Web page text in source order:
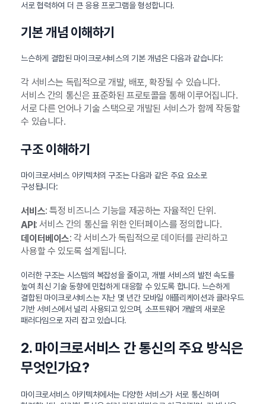
서로 협력하여 더 큰 응용 프로그램을 형성합니다.
기본 개념 이해하기
느슨하게 결합된 마이크로서비스의 기본 개념은 다음과 같습니다:
각 서비스는 독립적으로 개발, 배포, 확장될 수 있습니다.
서비스 간의 통신은 표준화된 프로토콜을 통해 이루어집니다.
서로 다른 언어나 기술 스택으로 개발된 서비스가 함께 작동할
수 있습니다.
구조 이해하기
마이크로서비스 아키텍처의 구조는 다음과 같은 주요 요소로
구성됩니다:
서비스: 특정 비즈니스 기능을 제공하는 자율적인 단위.
API: 서비스 간의 통신을 위한 인터페이스를 정의합니다.
데이터베이스: 각 서비스가 독립적으로 데이터를 관리하고
사용할 수 있도록 설계됩니다.
이러한 구조는 시스템의 복잡성을 줄이고, 개별 서비스의 발전 속도를
높여 최신 기술 동향에 민첩하게 대응할 수 있도록 합니다. 느슨하게
결합된 마이크로서비스는 지난 몇 년간 모바일 애플리케이션과 클라우드
기반 서비스에서 널리 사용되고 있으며, 소프트웨어 개발의 새로운
패러다임으로 자리 잡고 있습니다.
2. 마이크로서비스 간 통신의 주요 방식은
무엇인가요?
마이크로서비스 아키텍처에서는 다양한 서비스가 서로 통신하며